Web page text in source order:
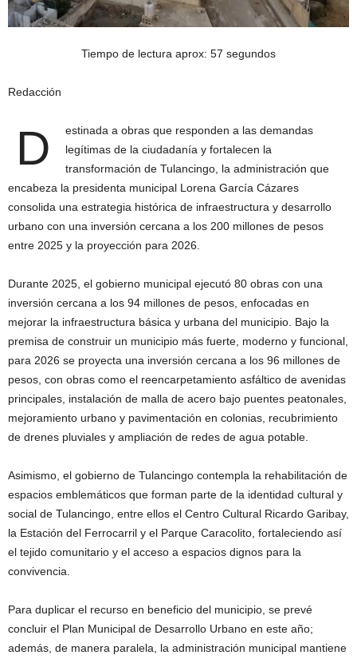
Tiempo de lectura aprox: 57 segundos
Redacción
D
estinada a obras que responden a las demandas
legítimas de la ciudadanía y fortalecen la
transformación de Tulancingo, la administración que
encabeza la presidenta municipal Lorena García Cázares
consolida una estrategia histórica de infraestructura y desarrollo
urbano con una inversión cercana a los 200 millones de pesos
entre 2025 y la proyección para 2026.
Durante 2025, el gobierno municipal ejecutó 80 obras con una
inversión cercana a los 94 millones de pesos, enfocadas en
mejorar la infraestructura básica y urbana del municipio. Bajo la
premisa de construir un municipio más fuerte, moderno y funcional,
para 2026 se proyecta una inversión cercana a los 96 millones de
pesos, con obras como el reencarpetamiento asfáltico de avenidas
principales, instalación de malla de acero bajo puentes peatonales,
mejoramiento urbano y pavimentación en colonias, recubrimiento
de drenes pluviales y ampliación de redes de agua potable.
Asimismo, el gobierno de Tulancingo contempla la rehabilitación de
espacios emblemáticos que forman parte de la identidad cultural y
social de Tulancingo, entre ellos el Centro Cultural Ricardo Garibay,
la Estación del Ferrocarril y el Parque Caracolito, fortaleciendo así
el tejido comunitario y el acceso a espacios dignos para la
convivencia.
Para duplicar el recurso en beneficio del municipio, se prevé
concluir el Plan Municipal de Desarrollo Urbano en este año;
además, de manera paralela, la administración municipal mantiene